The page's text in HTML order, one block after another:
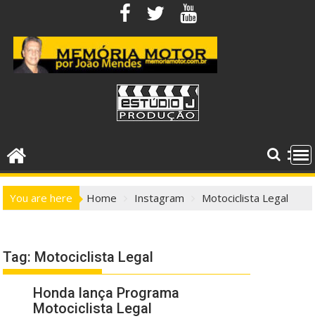
content
You are here Home Instagram Motociclista Legal
Tag: Motociclista Legal
Honda lança Programa
Motociclista Legal